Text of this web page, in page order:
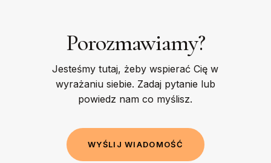
Porozmawiamy?
Jesteśmy tutaj, żeby wspierać Cię w
wyrażaniu siebie. Zadaj pytanie lub
powiedz nam co myślisz.
WYŚLI J WIADOMOŚĆ